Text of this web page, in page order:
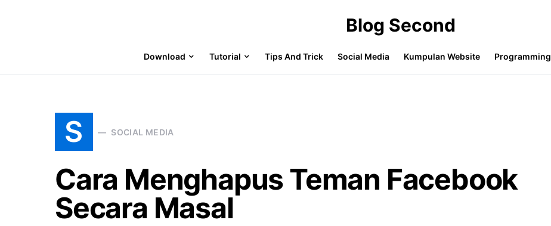
Blog Second
Download Tutorial Tips And Trick Social Media Kumpulan Website Programming
S SOCIAL MEDIA
Cara Menghapus Teman Facebook
Secara Masal